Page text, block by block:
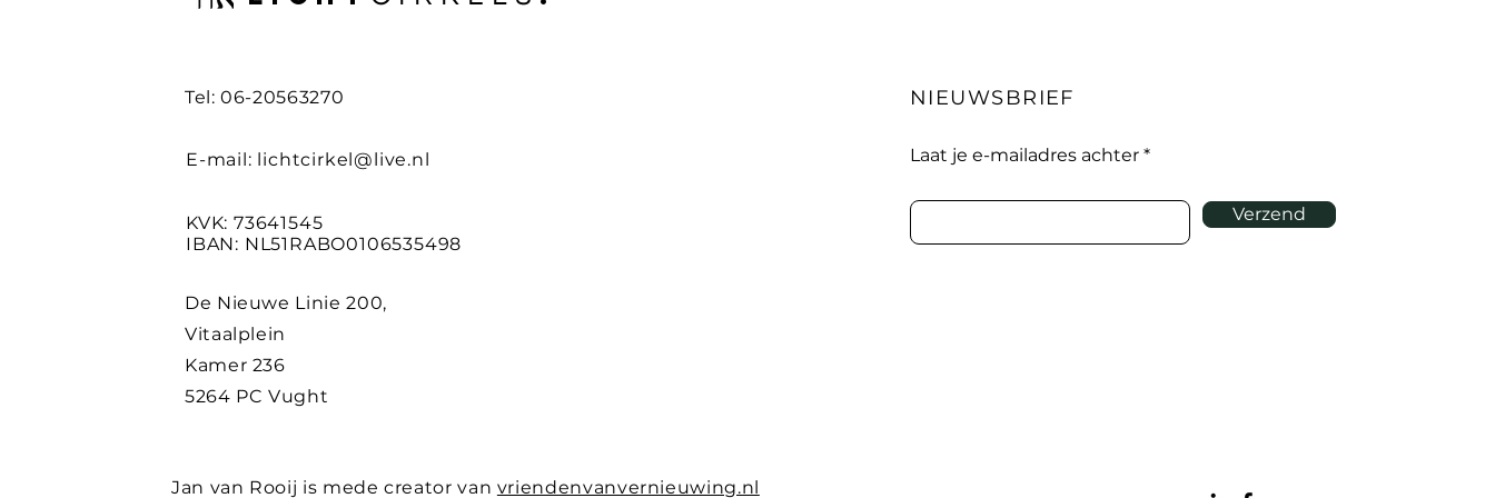
Tel: 06-20563270
E-mail: lichtcirkel@live.nl
KVK: 73641545
IBAN: NL51RABO0106535498
De Nieuwe Linie 200,
Vitaalplein
Kamer 236
5264 PC Vught
NIEUWSBRIEF
Laat je e-mailadres achter
Verzend
Jan van Rooij is mede creator van vriendenvanvernieuwing.nl